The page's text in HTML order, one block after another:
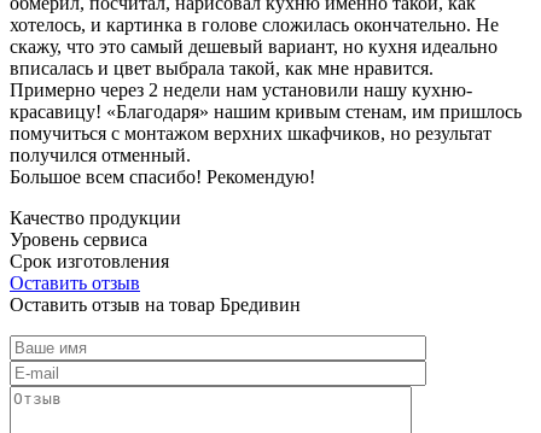
хотелось, и картинка в голове сложилась окончательно. Не
скажу, что это самый дешевый вариант, но кухня идеально
вписалась и цвет выбрала такой, как мне нравится.
Примерно через 2 недели нам установили нашу кухню-
красавицу! «Благодаря» нашим кривым стенам, им пришлось
помучиться с монтажом верхних шкафчиков, но результат
получился отменный.
Большое всем спасибо! Рекомендую!
Качество продукции
Уровень сервиса
Срок изготовления
Оставить отзыв
Оставить отзыв на товар Бредивин